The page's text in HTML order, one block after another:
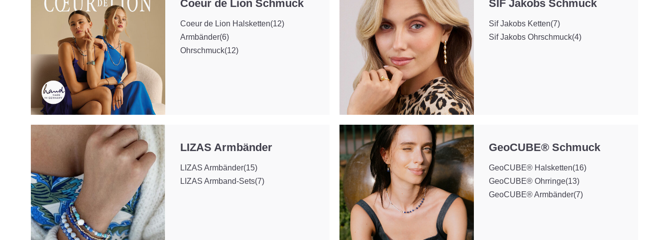
Coeur de Lion Schmuck
Coeur de Lion Halsketten(12)
Armbänder(6)
Ohrschmuck(12)
SIF Jakobs Schmuck
Sif Jakobs Ketten(7)
Sif Jakobs Ohrschmuck(4)
LIZAS Armbänder
LIZAS Armbänder(15)
LIZAS Armband-Sets(7)
GeoCUBE® Schmuck
GeoCUBE® Halsketten(16)
GeoCUBE® Ohrringe(13)
GeoCUBE® Armbänder(7)